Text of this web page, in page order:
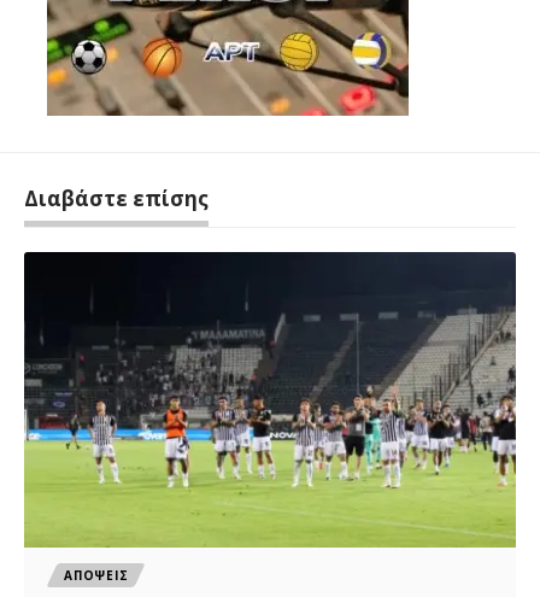
Διαβάστε επίσης
ΑΠΟΨΕΙΣ